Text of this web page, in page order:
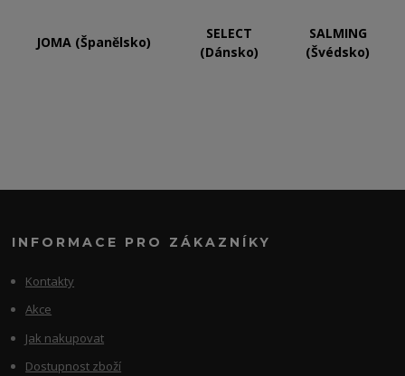
JOMA (Španělsko)
SELECT
(Dánsko)
SALMING
(Švédsko)
INFORMACE PRO ZÁKAZNÍKY
Kontakty
Akce
Jak nakupovat
Dostupnost zboží